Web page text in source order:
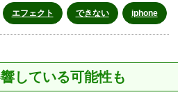
エフェクト できない iphone
している可能性も